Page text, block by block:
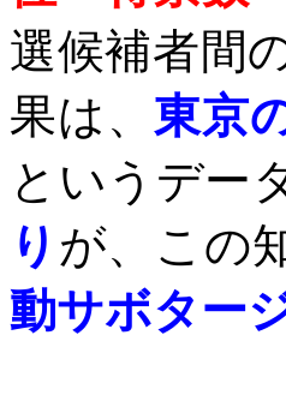
選候補者間
果は、 東京
というデー
り が、この
動サボター